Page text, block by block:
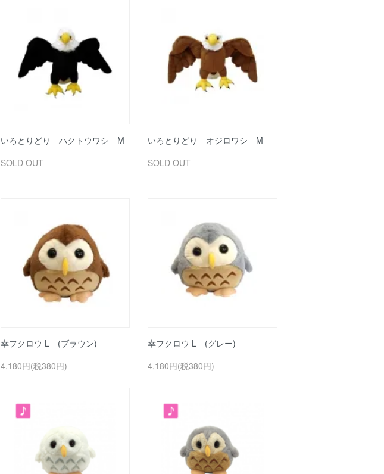
いろとりどり ハクトウワシ M
SOLD OUT
いろとりどり オジロワシ M
SOLD OUT
幸フクロウ L (ブラウン)
4,180円(税380円)
幸フクロウ L (グレー)
4,180円(税380円)